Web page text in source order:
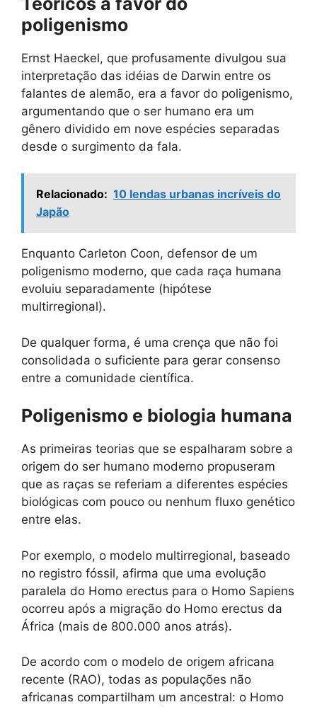
poligenismo
Ernst Haeckel, que profusamente divulgou sua
interpretação das idéias de Darwin entre os
falantes de alemão, era a favor do poligenismo,
argumentando que o ser humano era um
gênero dividido em nove espécies separadas
desde o surgimento da fala.
Relacionado: 10 lendas urbanas incríveis do
Japão
Enquanto Carleton Coon, defensor de um
poligenismo moderno, que cada raça humana
evoluiu separadamente (hipótese
multirregional).
De qualquer forma, é uma crença que não foi
consolidada o suficiente para gerar consenso
entre a comunidade científica.
Poligenismo e biologia humana
As primeiras teorias que se espalharam sobre a
origem do ser humano moderno propuseram
que as raças se referiam a diferentes espécies
biológicas com pouco ou nenhum fluxo genético
entre elas.
Por exemplo, o modelo multirregional, baseado
no registro fóssil, afirma que uma evolução
paralela do Homo erectus para o Homo Sapiens
ocorreu após a migração do Homo erectus da
África (mais de 800.000 anos atrás).
De acordo com o modelo de origem africana
recente (RAO), todas as populações não
africanas compartilham um ancestral: o Homo